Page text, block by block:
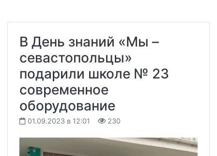
В День знаний «Мы –
севастопольцы»
подарили школе № 23
современное
оборудование
01.09.2023 в 12:01 230